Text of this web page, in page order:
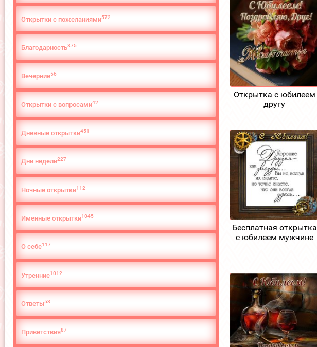
Открытки с пожеланиями572
Благодарность875
Вечерние56
Открытки с вопросами42
Дневные открытки451
Дни недели227
Ночные открытки112
Именные открытки1045
О cебе117
Утренние1012
Ответы53
Приветствия87
Открытка с юбилеем
другу
Бесплатная открытка
с юбилеем мужчине